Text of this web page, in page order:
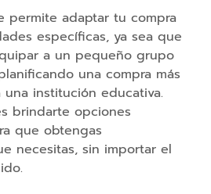
permite adaptar tu compra
específicas, ya sea que
a un pequeño grupo
una compra más
institución educativa.
brindarte opciones
que obtengas
necesitas, sin importar el